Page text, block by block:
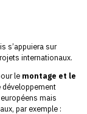
s’appuiera sur
internationaux.
le montage et le
développement
mais
par exemple :